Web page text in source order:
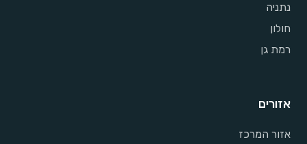
נתניה
חולון
רמת גן
אזורים
אזור המרכז